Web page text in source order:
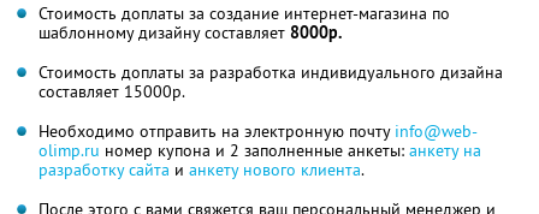
Стоимость доплаты за создание интернет-магазина по
шаблонному дизайну составляет 8000р.
Стоимость доплаты за разработка индивидуального дизайна
составляет 15000р.
Необходимо отправить на электронную почту info@web-
olimp.ru номер купона и 2 заполненные анкеты: анкету на
разработку сайта и анкету нового клиента.
После этого с вами свяжется ваш персональный менеджер и